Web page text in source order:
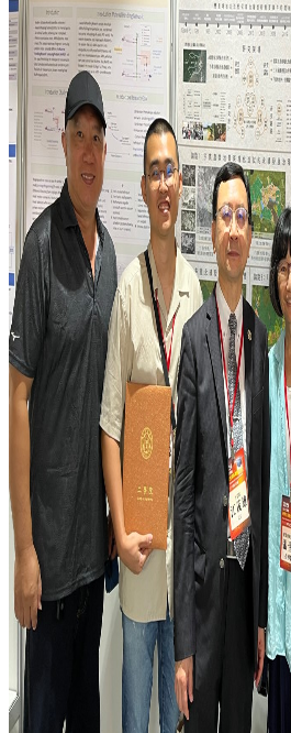
者
權
利
公
約
公
務
信
箱